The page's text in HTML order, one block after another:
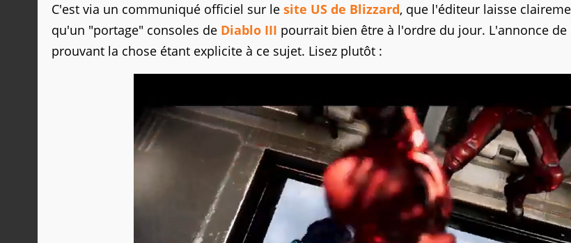
C'est via un communiqué officiel sur le site US de Blizzard, que l'éditeur laisse
qu'un "portage" consoles de Diablo III pourrait bien être à l'ordre du jour. L'annonce
prouvant la chose étant explicite à ce sujet. Lisez plutôt :